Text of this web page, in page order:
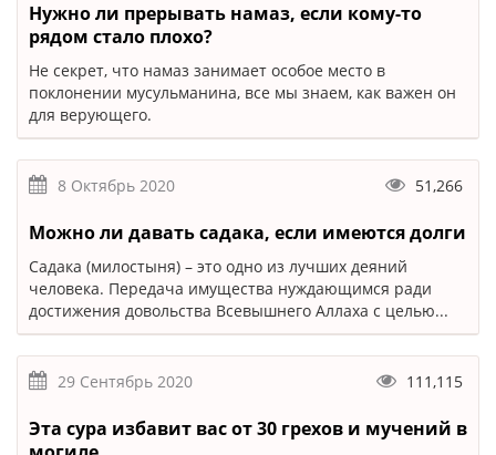
Нужно ли прерывать намаз, если кому-то
рядом стало плохо?
Не секрет, что намаз занимает особое место в
поклонении мусульманина, все мы знаем, как важен он
для верующего.
8 Октябрь 2020 51,266
Можно ли давать садака, если имеются долги
Садака (милостыня) – это одно из лучших деяний
человека. Передача имущества нуждающимся ради
достижения довольства Всевышнего Аллаха с целью...
29 Сентябрь 2020 111,115
Эта сура избавит вас от 30 грехов и мучений в